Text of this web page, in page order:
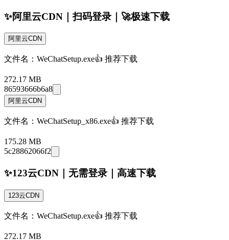
✨阿里云CDN｜扫码登录｜🚀极速下载
阿里云CDN
文件名：WeChatSetup.exe👍 推荐下载
272.17 MB
86593666b6a8
阿里云CDN
文件名：WeChatSetup_x86.exe👍 推荐下载
175.28 MB
5c28862066f2
✨123云CDN｜无需登录｜高速下载
123云CDN
文件名：WeChatSetup.exe👍 推荐下载
272.17 MB